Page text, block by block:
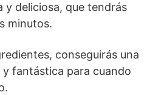
y deliciosa, que tendrás
minutos.
conseguirás una
fantástica para cuando